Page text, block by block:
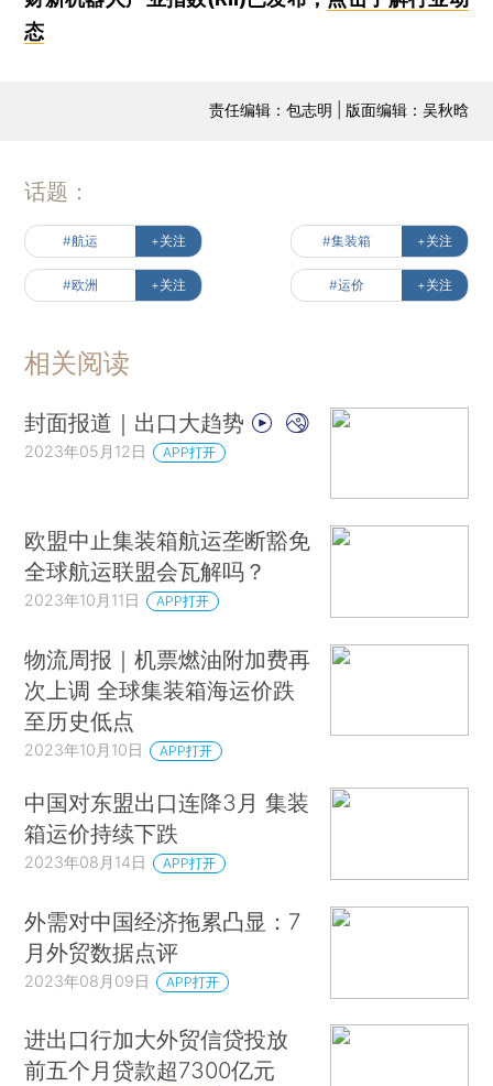
态
责任编辑：包志明 | 版面编辑：吴秋晗
话题：
#航运 +关注 #集装箱 +关注
#欧洲 +关注 #运价 +关注
相关阅读
封面报道｜出口大趋势
2023年05月12日 APP打开
欧盟中止集装箱航运垄断豁免
全球航运联盟会瓦解吗？
2023年10月11日 APP打开
物流周报｜机票燃油附加费再
次上调 全球集装箱海运价跌
至历史低点
2023年10月10日 APP打开
中国对东盟出口连降3月 集装
箱运价持续下跌
2023年08月14日 APP打开
外需对中国经济拖累凸显：7
月外贸数据点评
2023年08月09日 APP打开
进出口行加大外贸信贷投放
前五个月贷款超7300亿元